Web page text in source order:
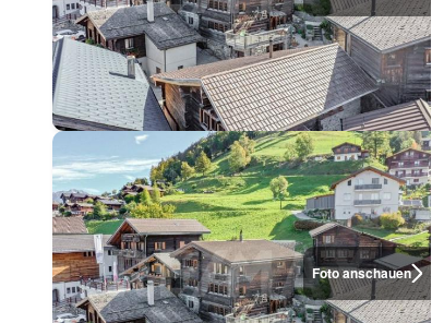
Foto anschauen